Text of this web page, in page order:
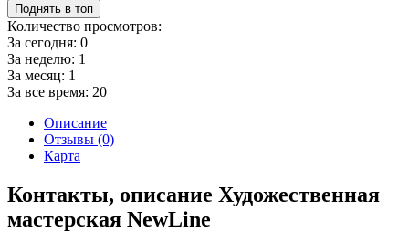
Поднять в топ
Количество просмотров:
За сегодня: 0
За неделю: 1
За месяц: 1
За все время: 20
Описание
Отзывы (0)
Карта
Контакты, описание Художественная
мастерская NewLine